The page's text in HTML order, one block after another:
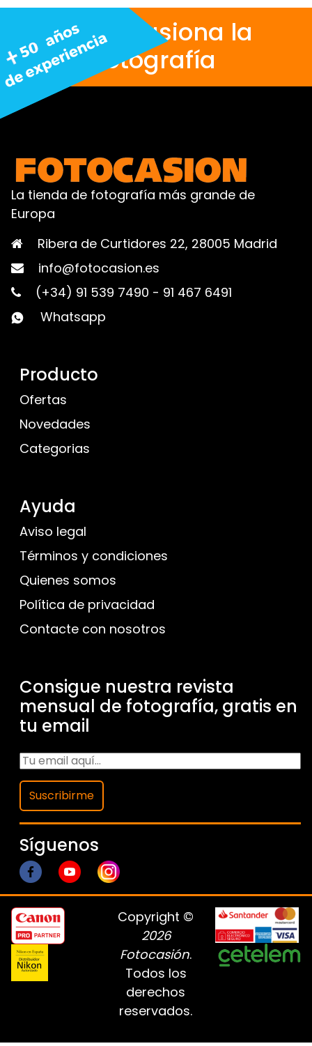
Nos apasiona la
fotografía
La tienda de fotografía más grande de
Europa
Ribera de Curtidores 22, 28005 Madrid
info@fotocasion.es
(+34) 91 539 7490 - 91 467 6491
Whatsapp
Producto
Ofertas
Novedades
Categorias
Ayuda
Aviso legal
Términos y condiciones
Quienes somos
Política de privacidad
Contacte con nosotros
Consigue nuestra revista
mensual de fotografía, gratis en
tu email
Suscribirme
Síguenos
Copyright ©
2026
Fotocasión.
Todos los
derechos
reservados.